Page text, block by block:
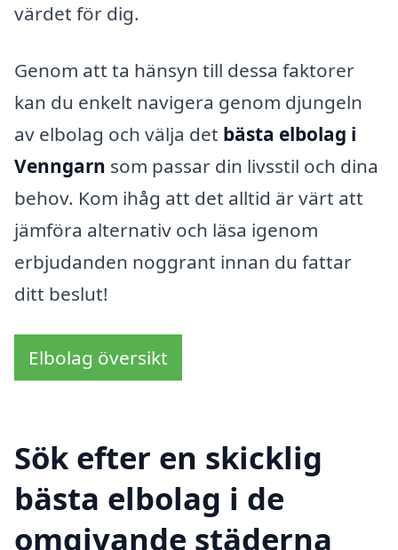
värdet för dig.
Genom att ta hänsyn till dessa faktorer
kan du enkelt navigera genom djungeln
av elbolag och välja det bästa elbolag i
Venngarn som passar din livsstil och dina
behov. Kom ihåg att det alltid är värt att
jämföra alternativ och läsa igenom
erbjudanden noggrant innan du fattar
ditt beslut!
Elbolag översikt
Sök efter en skicklig
bästa elbolag i de
omgivande städerna